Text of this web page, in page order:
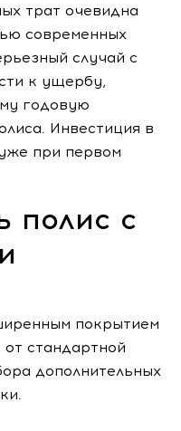
трат очевидна
современных
случай с
к ущербу,
годовую
Инвестиция в
при первом
полис с
покрытием
от стандартной
дополнительных